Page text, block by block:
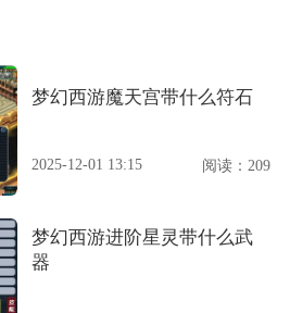
梦幻西游魔天宫带什么符石
2025-12-01 13:15 阅读：209
梦幻西游进阶星灵带什么武
器